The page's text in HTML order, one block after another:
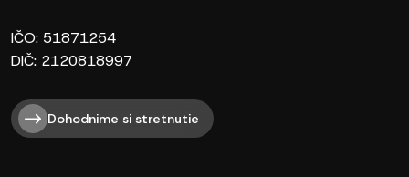
IČO: 51871254
DIČ: 2120818997
Dohodnime si stretnutie